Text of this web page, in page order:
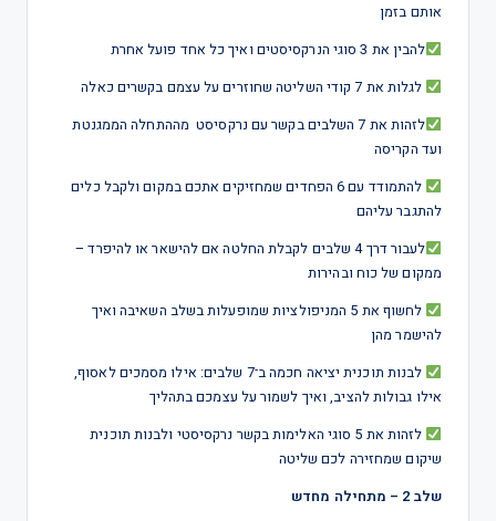
אותם בזמן
להבין את 3 סוגי הנרקסיסטים ואיך כל אחד פועל אחרת
לגלות את 7 קודי השליטה שחוזרים על עצמם בקשרים כאלה
לזהות את 7 השלבים בקשר עם נרקסיסט מההתחלה הממגנטת
ועד הקריסה
להתמודד עם 6 הפחדים שמחזיקים אתכם במקום ולקבל כלים
להתגבר עליהם
לעבור דרך 4 שלבים לקבלת החלטה אם להישאר או להיפרד –
ממקום של כוח ובהירות
לחשוף את 5 המניפולציות שמופעלות בשלב השאיבה ואיך
להישמר מהן
לבנות תוכנית יציאה חכמה ב־7 שלבים: אילו מסמכים לאסוף,
אילו גבולות להציב, ואיך לשמור על עצמכם בתהליך
לזהות את 5 סוגי האלימות בקשר נרקסיסטי ולבנות תוכנית
שיקום שמחזירה לכם שליטה
שלב 2 – מתחילה מחדש